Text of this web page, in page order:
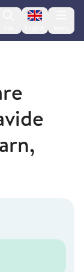
Change